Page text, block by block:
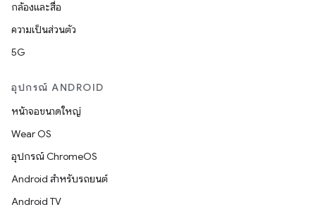
กล้องและสื่อ
ความเป็นส่วนตัว
5G
อุปกรณ์ ANDROID
หน้าจอขนาดใหญ่
Wear OS
อุปกรณ์ ChromeOS
Android สำหรับรถยนต์
Android TV